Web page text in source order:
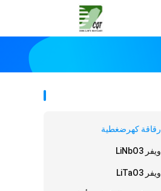
رقاقة كهرضغطية
ويفر LiNbO3
ويفر LiTaO3